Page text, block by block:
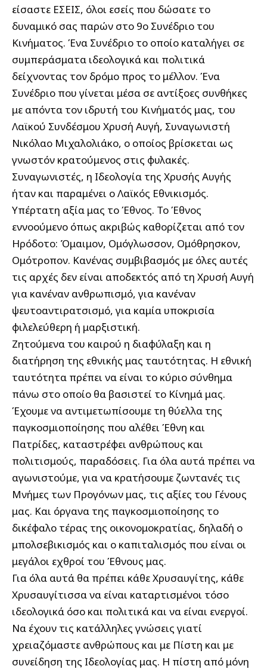
είσαστε ΕΣΕΙΣ, όλοι εσείς που δώσατε το
δυναμικό σας παρών στο 9ο Συνέδριο του
Κινήματος. Ένα Συνέδριο το οποίο καταλήγει σε
συμπεράσματα ιδεολογικά και πολιτικά
δείχνοντας τον δρόμο προς το μέλλον. Ένα
Συνέδριο που γίνεται μέσα σε αντίξοες συνθήκες
με απόντα τον ιδρυτή του Κινήματός μας, του
Λαϊκού Συνδέσμου Χρυσή Αυγή, Συναγωνιστή
Νικόλαο Μιχαλολιάκο, ο οποίος βρίσκεται ως
γνωστόν κρατούμενος στις φυλακές.
Συναγωνιστές, η Ιδεολογία της Χρυσής Αυγής
ήταν και παραμένει ο Λαϊκός Εθνικισμός.
Υπέρτατη αξία μας το Έθνος. Το Έθνος
εννοούμενο όπως ακριβώς καθορίζεται από τον
Ηρόδοτο: Όμαιμον, Ομόγλωσσον, Ομόθρησκον,
Ομότροπον. Κανένας συμβιβασμός με όλες αυτές
τις αρχές δεν είναι αποδεκτός από τη Χρυσή Αυγή
για κανέναν ανθρωπισμό, για κανέναν
ψευτοαντιρατσισμό, για καμία υποκρισία
φιλελεύθερη ή μαρξιστική.
Ζητούμενα του καιρού η διαφύλαξη και η
διατήρηση της εθνικής μας ταυτότητας. Η εθνική
ταυτότητα πρέπει να είναι το κύριο σύνθημα
πάνω στο οποίο θα βασιστεί το Κίνημά μας.
Έχουμε να αντιμετωπίσουμε τη θύελλα της
παγκοσμιοποίησης που αλέθει Έθνη και
Πατρίδες, καταστρέφει ανθρώπους και
πολιτισμούς, παραδόσεις. Για όλα αυτά πρέπει να
αγωνιστούμε, για να κρατήσουμε ζωντανές τις
Μνήμες των Προγόνων μας, τις αξίες του Γένους
μας. Και όργανα της παγκοσμιοποίησης το
δικέφαλο τέρας της οικονομοκρατίας, δηλαδή ο
μπολσεβικισμός και ο καπιταλισμός που είναι οι
μεγάλοι εχθροί του Έθνους μας.
Για όλα αυτά θα πρέπει κάθε Χρυσαυγίτης, κάθε
Χρυσαυγίτισσα να είναι καταρτισμένοι τόσο
ιδεολογικά όσο και πολιτικά και να είναι ενεργοί.
Να έχουν τις κατάλληλες γνώσεις γιατί
χρειαζόμαστε ανθρώπους και με Πίστη και με
συνείδηση της Ιδεολογίας μας. Η πίστη από μόνη